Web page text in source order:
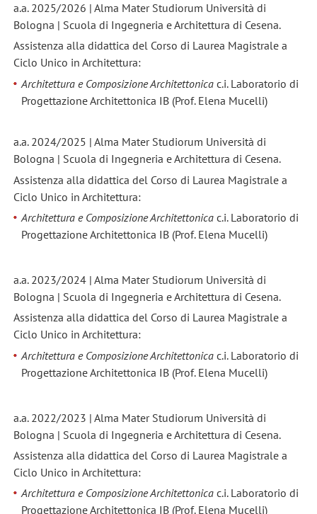
a.a. 2025/2026 | Alma Mater Studiorum Università di
Bologna | Scuola di Ingegneria e Architettura di Cesena.
Assistenza alla didattica del Corso di Laurea Magistrale a
Ciclo Unico in Architettura:
Architettura e Composizione Architettonica c.i. Laboratorio di
Progettazione Architettonica IB (Prof. Elena Mucelli)
a.a. 2024/2025 | Alma Mater Studiorum Università di
Bologna | Scuola di Ingegneria e Architettura di Cesena.
Assistenza alla didattica del Corso di Laurea Magistrale a
Ciclo Unico in Architettura:
Architettura e Composizione Architettonica c.i. Laboratorio di
Progettazione Architettonica IB (Prof. Elena Mucelli)
a.a. 2023/2024 | Alma Mater Studiorum Università di
Bologna | Scuola di Ingegneria e Architettura di Cesena.
Assistenza alla didattica del Corso di Laurea Magistrale a
Ciclo Unico in Architettura:
Architettura e Composizione Architettonica c.i. Laboratorio di
Progettazione Architettonica IB (Prof. Elena Mucelli)
a.a. 2022/2023 | Alma Mater Studiorum Università di
Bologna | Scuola di Ingegneria e Architettura di Cesena.
Assistenza alla didattica del Corso di Laurea Magistrale a
Ciclo Unico in Architettura:
Architettura e Composizione Architettonica c.i. Laboratorio di
Progettazione Architettonica IB (Prof. Elena Mucelli)